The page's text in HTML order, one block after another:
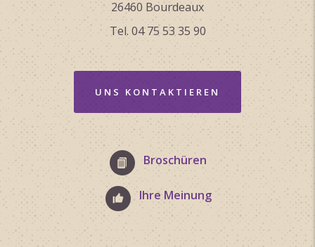
26460 Bourdeaux
Tel. 04 75 53 35 90
UNS KONTAKTIEREN
Broschüren
Ihre Meinung